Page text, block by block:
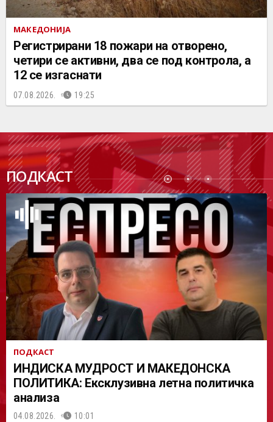
МАКЕДОНИЈА
Регистрирани 18 пожари на отворено,
четири се активни, два се под контрола, а
12 се изгаснати
07.08.2026. 19:25
ПОДКАСТ
ПОДК
АСТ
ПОДКАСТ
ИНДИСКА МУДРОСТ И МАКЕДОНСКА
ПОЛИТИКА: Ексклузивна летна политичка
анализа
04.08.2026. 10:01